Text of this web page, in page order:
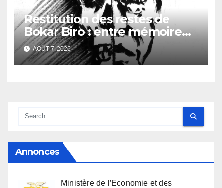
Restitution des restes de
Bokar Biro : entre mémoire
familiale et regard
anthropologique
AOÛT 7, 2026
Annonces
Ministère de l’Economie et des